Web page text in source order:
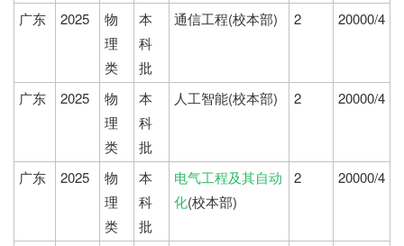
广东 2025
物
理
类
本
科
批
通信工程(校本部) 2 20000/4
广东 2025
物
理
类
本
科
批
人工智能(校本部) 2 20000/4
广东 2025
物
理
类
本
科
批
电气工程及其自动
化(校本部)
2 20000/4